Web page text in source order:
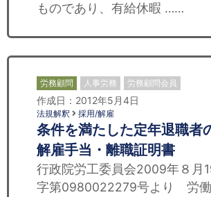
ものであり、有給休暇 ……
労務顧問 人事労務 労務顧問会員
作成日：2012年5月4日
法規解釈 採用/解雇
条件を満たした定年退職者
解雇手当・離職証明書
行政院労工委員会2009年８月
字第0980022279号より 労働